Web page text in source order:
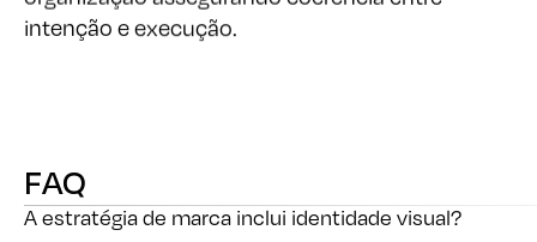
Não. A estratégia define a direção. A identidade visual é uma
A estratégia de marca é só para grandes empresas?